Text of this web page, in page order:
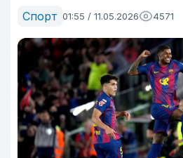
Спорт 01:55 / 11.05.2026 4571